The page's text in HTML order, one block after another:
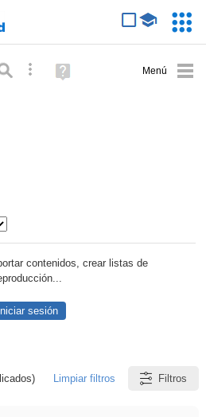
Búsqueda avanzada
Ayuda
(en
contenidos, crear listas de
Iniciar sesión
Limpiar filtros Filtros